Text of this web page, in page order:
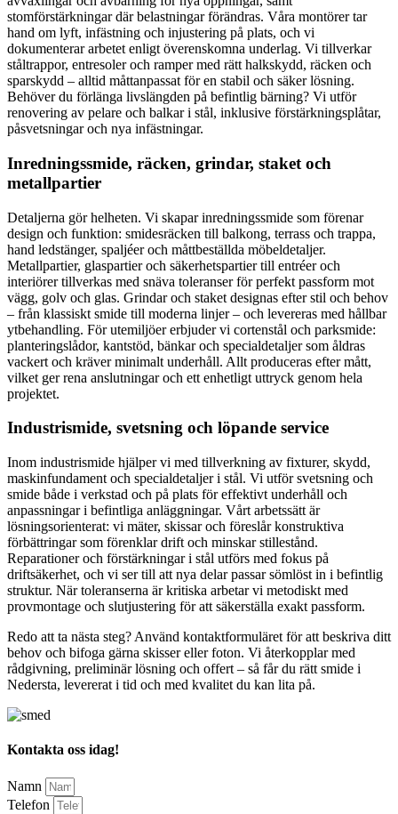
stomförstärkningar där belastningar förändras. Våra montörer tar
hand om lyft, infästning och injustering på plats, och vi
dokumenterar arbetet enligt överenskomna underlag. Vi tillverkar
ståltrappor, entresoler och ramper med rätt halkskydd, räcken och
sparskydd – alltid måttanpassat för en stabil och säker lösning.
Behöver du förlänga livslängden på befintlig bärning? Vi utför
renovering av pelare och balkar i stål, inklusive förstärkningsplåtar,
påsvetsningar och nya infästningar.
Inredningssmide, räcken, grindar, staket och
metallpartier
Detaljerna gör helheten. Vi skapar inredningssmide som förenar
design och funktion: smidesräcken till balkong, terrass och trappa,
hand ledstänger, spaljéer och måttbeställda möbeldetaljer.
Metallpartier, glaspartier och säkerhetspartier till entréer och
interiörer tillverkas med snäva toleranser för perfekt passform mot
vägg, golv och glas. Grindar och staket designas efter stil och behov
– från klassiskt smide till moderna linjer – och levereras med hållbar
ytbehandling. För utemiljöer erbjuder vi cortenstål och parksmide:
planteringslådor, kantstöd, bänkar och specialdetaljer som åldras
vackert och kräver minimalt underhåll. Allt produceras efter mått,
vilket ger rena anslutningar och ett enhetligt uttryck genom hela
projektet.
Industrismide, svetsning och löpande service
Inom industrismide hjälper vi med tillverkning av fixturer, skydd,
maskinfundament och specialdetaljer i stål. Vi utför svetsning och
smide både i verkstad och på plats för effektivt underhåll och
anpassningar i befintliga anläggningar. Vårt arbetssätt är
lösningsorienterat: vi mäter, skissar och föreslår konstruktiva
förbättringar som förenklar drift och minskar stillestånd.
Reparationer och förstärkningar i stål utförs med fokus på
driftsäkerhet, och vi ser till att nya delar passar sömlöst in i befintlig
struktur. När toleranserna är kritiska arbetar vi metodiskt med
provmontage och slutjustering för att säkerställa exakt passform.
Redo att ta nästa steg? Använd kontaktformuläret för att beskriva ditt
behov och bifoga gärna skisser eller foton. Vi återkopplar med
rådgivning, preliminär lösning och offert – så får du rätt smide i
Nedersta, levererat i tid och med kvalitet du kan lita på.
Kontakta oss idag!
Namn
Telefon